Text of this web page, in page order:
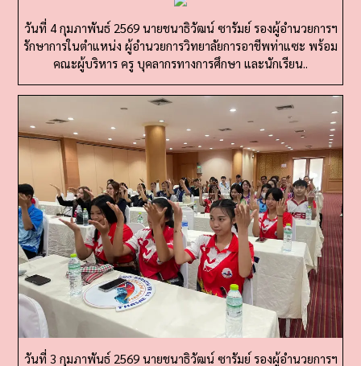
วันที่ 4 กุมภาพันธ์ 2569 นายชนาธิวัฒน์ ซารัมย์ รองผู้อำนวยการฯ
รักษาการในตำแหน่ง ผู้อำนวยการวิทยาลัยการอาชีพท่าแซะ พร้อม
คณะผู้บริหาร ครู บุคลากรทางการศึกษา และนักเรียน..
วันที่ 3 กุมภาพันธ์ 2569 นายชนาธิวัฒน์ ซารัมย์ รองผู้อำนวยการฯ
รักษาการในตำแหน่ง ผู้อำนวยการวิทยาลัยการอาชีพท่าแซะ มอบ